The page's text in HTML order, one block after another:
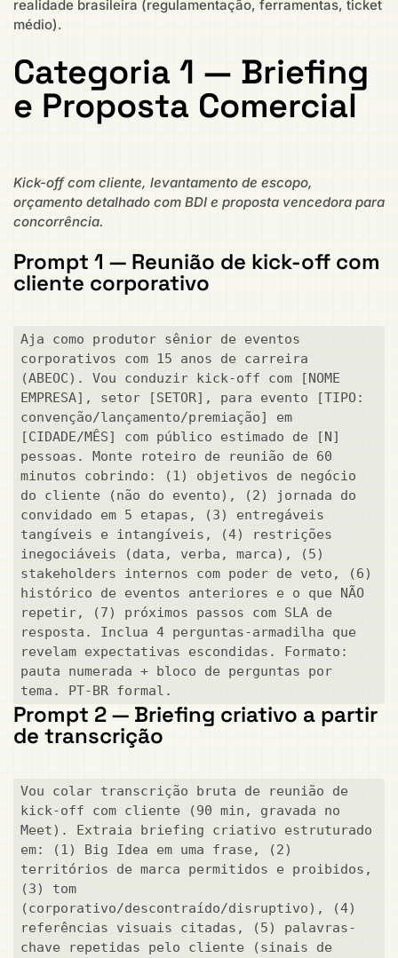
realidade brasileira (regulamentação, ferramentas, ticket
médio).
Categoria 1 — Briefing
e Proposta Comercial
Kick-off com cliente, levantamento de escopo,
orçamento detalhado com BDI e proposta vencedora para
concorrência.
Prompt 1 — Reunião de kick-off com
cliente corporativo
Aja como produtor sênior de eventos
corporativos com 15 anos de carreira
(ABEOC). Vou conduzir kick-off com [NOME
EMPRESA], setor [SETOR], para evento [TIPO:
convenção/lançamento/premiação] em
[CIDADE/MÊS] com público estimado de [N]
pessoas. Monte roteiro de reunião de 60
minutos cobrindo: (1) objetivos de negócio
do cliente (não do evento), (2) jornada do
convidado em 5 etapas, (3) entregáveis
tangíveis e intangíveis, (4) restrições
inegociáveis (data, verba, marca), (5)
stakeholders internos com poder de veto, (6)
histórico de eventos anteriores e o que NÃO
repetir, (7) próximos passos com SLA de
resposta. Inclua 4 perguntas-armadilha que
revelam expectativas escondidas. Formato:
pauta numerada + bloco de perguntas por
tema. PT-BR formal.
Prompt 2 — Briefing criativo a partir
de transcrição
Vou colar transcrição bruta de reunião de
kick-off com cliente (90 min, gravada no
Meet). Extraia briefing criativo estruturado
em: (1) Big Idea em uma frase, (2)
territórios de marca permitidos e proibidos,
(3) tom
(corporativo/descontraído/disruptivo), (4)
referências visuais citadas, (5) palavras-
chave repetidas pelo cliente (sinais de